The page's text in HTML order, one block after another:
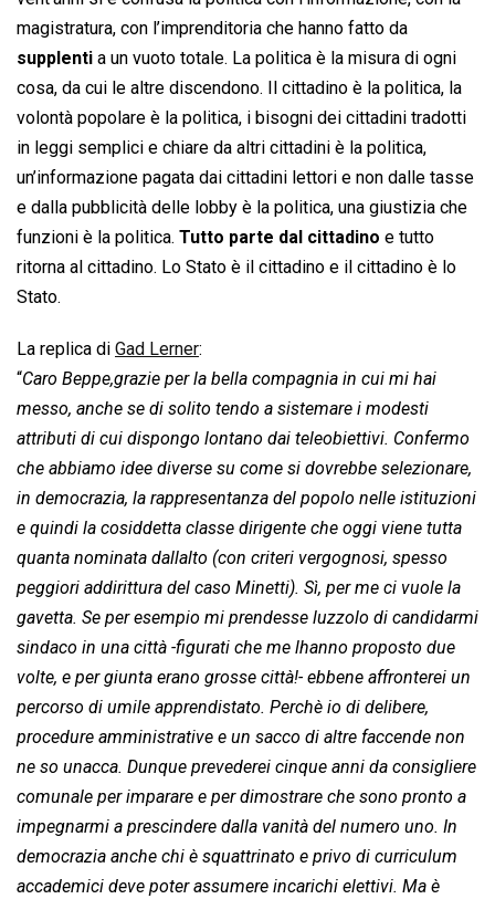
magistratura, con l’imprenditoria che hanno fatto da
supplenti a un vuoto totale. La politica è la misura di ogni
cosa, da cui le altre discendono. Il cittadino è la politica, la
volontà popolare è la politica, i bisogni dei cittadini tradotti
in leggi semplici e chiare da altri cittadini è la politica,
un’informazione pagata dai cittadini lettori e non dalle tasse
e dalla pubblicità delle lobby è la politica, una giustizia che
funzioni è la politica. Tutto parte dal cittadino e tutto
ritorna al cittadino. Lo Stato è il cittadino e il cittadino è lo
Stato.
La replica di Gad Lerner:
“Caro Beppe,grazie per la bella compagnia in cui mi hai
messo, anche se di solito tendo a sistemare i modesti
attributi di cui dispongo lontano dai teleobiettivi. Confermo
che abbiamo idee diverse su come si dovrebbe selezionare,
in democrazia, la rappresentanza del popolo nelle istituzioni
e quindi la cosiddetta classe dirigente che oggi viene tutta
quanta nominata dallalto (con criteri vergognosi, spesso
peggiori addirittura del caso Minetti). Sì, per me ci vuole la
gavetta. Se per esempio mi prendesse luzzolo di candidarmi
sindaco in una città -figurati che me lhanno proposto due
volte, e per giunta erano grosse città!- ebbene affronterei un
percorso di umile apprendistato. Perchè io di delibere,
procedure amministrative e un sacco di altre faccende non
ne so unacca. Dunque prevederei cinque anni da consigliere
comunale per imparare e per dimostrare che sono pronto a
impegnarmi a prescindere dalla vanità del numero uno. In
democrazia anche chi è squattrinato e privo di curriculum
accademici deve poter assumere incarichi elettivi. Ma è